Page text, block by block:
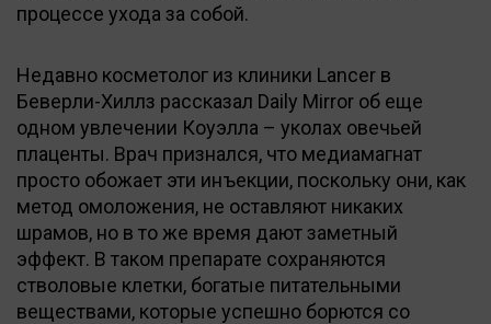
процессе ухода за собой.
Недавно косметолог из клиники Lancer в
Беверли-Хиллз рассказал Daily Mirror об еще
одном увлечении Коуэлла – уколах овечьей
плаценты. Врач признался, что медиамагнат
просто обожает эти инъекции, поскольку они, как
метод омоложения, не оставляют никаких
шрамов, но в то же время дают заметный
эффект. В таком препарате сохраняются
стволовые клетки, богатые питательными
веществами, которые успешно борются со